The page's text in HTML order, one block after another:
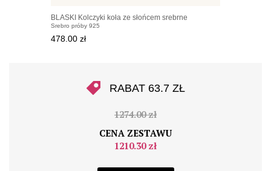
BLASKI Kolczyki koła ze słońcem srebrne
Srebro próby 925
478.00 zł
RABAT 63.7 ZŁ
1274.00 zł
CENA ZESTAWU
1210.30 zł